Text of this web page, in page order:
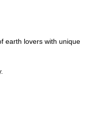
earth lovers with unique